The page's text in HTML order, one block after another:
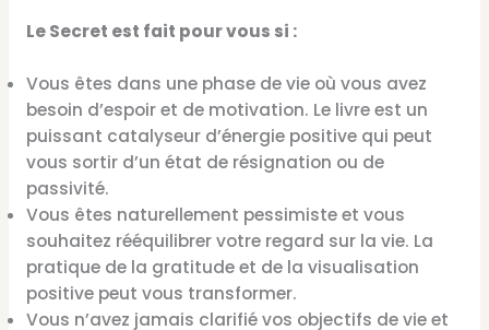
Le Secret est fait pour vous si :
Vous êtes dans une phase de vie où vous avez
besoin d’espoir et de motivation. Le livre est un
puissant catalyseur d’énergie positive qui peut
vous sortir d’un état de résignation ou de
passivité.
Vous êtes naturellement pessimiste et vous
souhaitez rééquilibrer votre regard sur la vie. La
pratique de la gratitude et de la visualisation
positive peut vous transformer.
Vous n’avez jamais clarifié vos objectifs de vie et